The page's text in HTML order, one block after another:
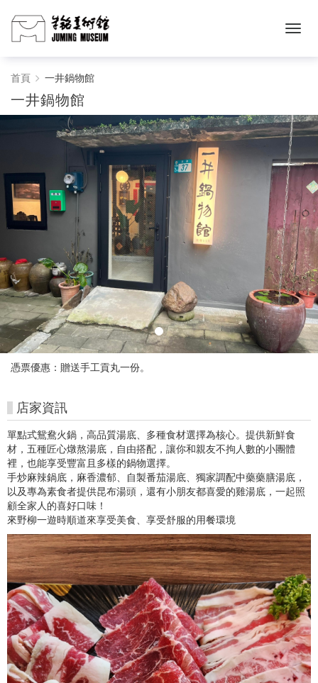
一
井
物
館
-
朱
銘
美
術
館
票
網
站
首頁 一井鍋物館
一井鍋物館
憑票優惠：贈送手工貢丸一份。
店家資訊
單點式鴛鴦火鍋，高品質湯底、多種食材選擇為核心。提供新鮮食
材，五種匠心燉熬湯底，自由搭配，讓你和親友不拘人數的小團體
裡，也能享受豐富且多樣的鍋物選擇。
手炒麻辣鍋底，麻香濃郁、自製番茄湯底、獨家調配中藥藥膳湯底，
以及專為素食者提供昆布湯頭，還有小朋友都喜愛的雞湯底，一起照
顧全家人的喜好口味！
來野柳一遊時順道來享受美食、享受舒服的用餐環境